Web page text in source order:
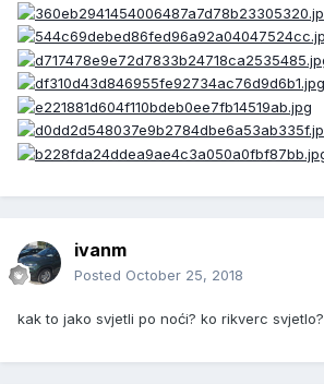
ivanm
Posted October 25, 2018
kak to jako svjetli po noći? ko rikverc svjetlo?